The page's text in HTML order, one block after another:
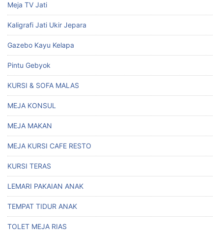
Meja TV Jati
Kaligrafi Jati Ukir Jepara
Gazebo Kayu Kelapa
Pintu Gebyok
KURSI & SOFA MALAS
MEJA KONSUL
MEJA MAKAN
MEJA KURSI CAFE RESTO
KURSI TERAS
LEMARI PAKAIAN ANAK
TEMPAT TIDUR ANAK
TOLET MEJA RIAS